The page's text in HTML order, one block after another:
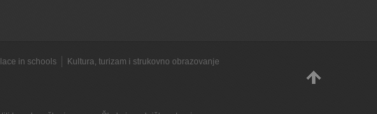
in schools
Kultura, turizam i strukovno obrazovanje